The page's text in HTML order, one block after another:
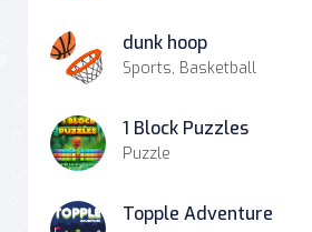
dunk hoop
Sports, Basketball
1 Block Puzzles
Puzzle
Topple Adventure